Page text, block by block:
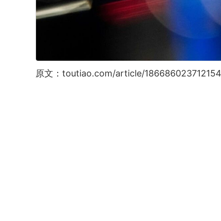
原文：toutiao.com/article/